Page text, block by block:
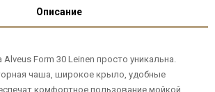
Описание
Alveus Form 30 Leinen просто уникальна.
чаша, широкое крыло, удобные
комфортное пользование мойкой